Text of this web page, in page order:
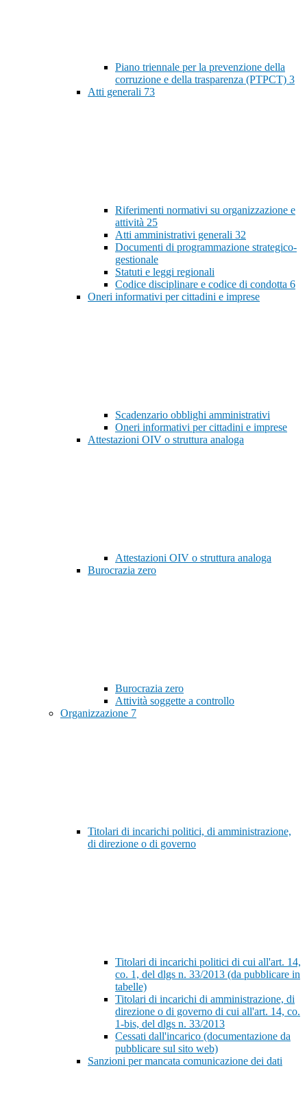
Piano triennale per la prevenzione della
corruzione e della trasparenza (PTPCT) 3
Atti generali 73
Riferimenti normativi su organizzazione e
attività 25
Atti amministrativi generali 32
Documenti di programmazione strategico-
gestionale
Statuti e leggi regionali
Codice disciplinare e codice di condotta 6
Oneri informativi per cittadini e imprese
Scadenzario obblighi amministrativi
Oneri informativi per cittadini e imprese
Attestazioni OIV o struttura analoga
Attestazioni OIV o struttura analoga
Burocrazia zero
Burocrazia zero
Attività soggette a controllo
Organizzazione 7
Titolari di incarichi politici, di amministrazione,
di direzione o di governo
Titolari di incarichi politici di cui all'art. 14,
co. 1, del dlgs n. 33/2013 (da pubblicare in
tabelle)
Titolari di incarichi di amministrazione, di
direzione o di governo di cui all'art. 14, co.
1-bis, del dlgs n. 33/2013
Cessati dall'incarico (documentazione da
pubblicare sul sito web)
Sanzioni per mancata comunicazione dei dati